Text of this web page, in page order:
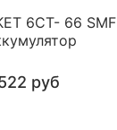
6CT- 66 SMF
руб